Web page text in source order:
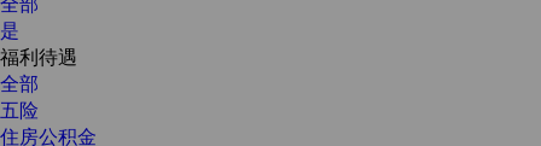
是
福利待遇
全部
五险
住房公积金